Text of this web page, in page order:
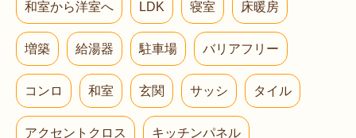
和室から洋室へ LDK 寝室 床暖房
増築 給湯器 駐車場 バリアフリー
コンロ 和室 玄関 サッシ タイル
アクセントクロス キッチンパネル